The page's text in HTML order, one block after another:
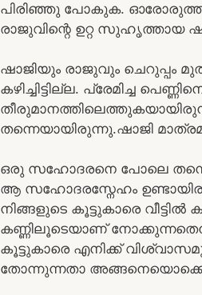
പിരിഞ്ഞു പോകുക.
രാജുവിന്റെ ഉറ്റ സുഹൃത്തായ
ഷാജിയും രാജുവും ചെറുപ്പം
കഴിച്ചിട്ടില്ല. പ്രേമിച്ച
തന്നെയായിരുന്നു.ഷാജി
ഒരു സഹോദരനെ പോലെ
ആ സഹോദരസ്നേഹം
നിങ്ങളുടെ കൂട്ടുകാരെ
കണ്ണിലൂടെയാണ്
കൂട്ടുകാരെ എനിക്ക്
തോന്നുന്നതാ